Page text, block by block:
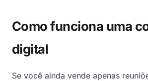
Como funciona uma
digital
Se você ainda vende apenas